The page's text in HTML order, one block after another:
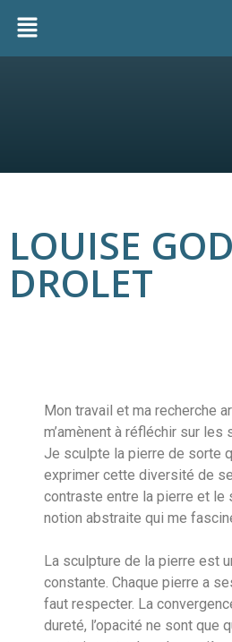
LOUISE
DROLET
Mon travail et ma recherche
m’amènent à réfléchir sur les
Je sculpte la pierre de sorte
exprimer cette diversité de
contraste entre la pierre et le
notion abstraite qui me
La sculpture de la pierre est
constante. Chaque pierre a
faut respecter. La
dureté, l’opacité ne sont que